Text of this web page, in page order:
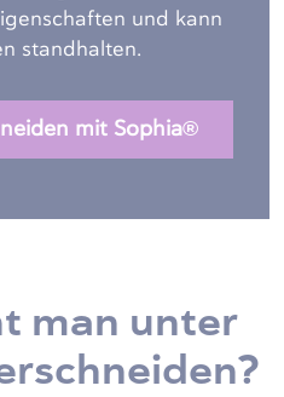
und kann
standhalten.
mit Sophia®
man unter